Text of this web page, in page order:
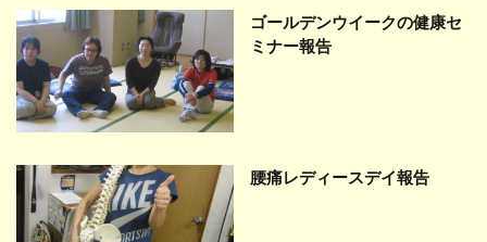
ゴールデンウイークの健康セ
ミナー報告
腰痛レディースデイ報告